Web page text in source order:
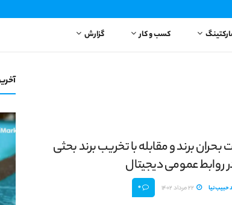
کسب و کار گزارش
بحران برند و مقابله با تخریب برند بحثی
روابط عمومی دیجیتال
حبیب‌نیا 0